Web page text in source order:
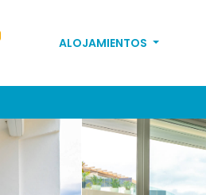
ALOJAMIENTOS